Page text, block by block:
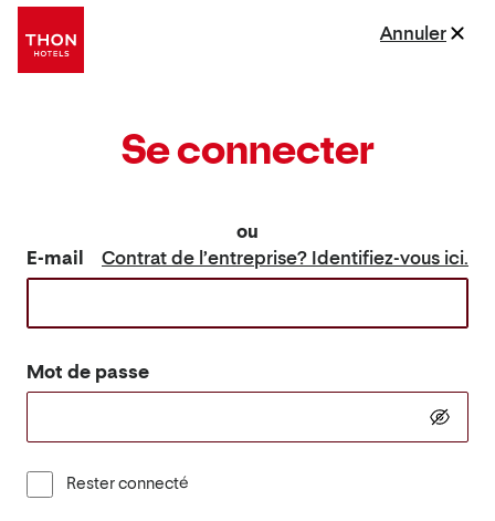
Se connecter
ou
E-mail
Contrat de l’entreprise? Identifiez-vous ici.
Mot de passe
Rester connecté
Annuler